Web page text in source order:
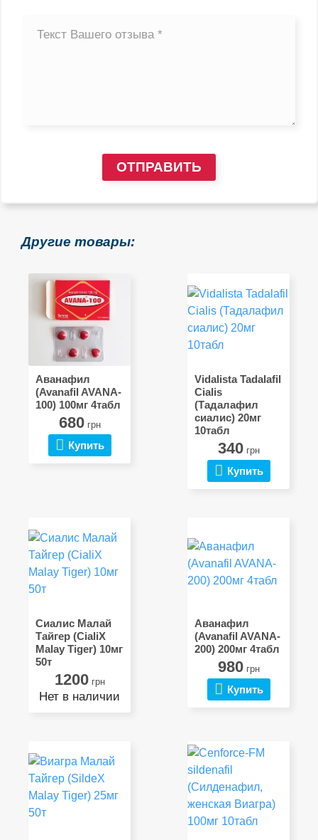
ОТПРАВИТЬ
Другие товары:
Аванафил
(Avanafil AVANA-
100) 100мг 4табл
680грн
Купить
Vidalista Tadalafil
Cialis
(Тадалафил
сиалис) 20мг
10табл
340грн
Купить
Сиалис Малай
Тайгер (CialiX
Malay Tiger) 10мг
50т
1200грн
Нет в наличии
Аванафил
(Avanafil AVANA-
200) 200мг 4табл
980грн
Купить